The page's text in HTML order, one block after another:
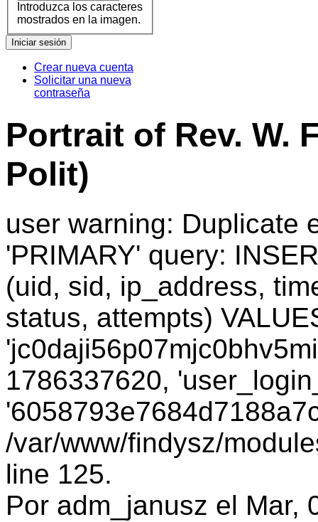
Introduzca los caracteres
mostrados en la imagen.
Crear nueva cuenta
Solicitar una nueva
contraseña
Portrait of Rev. W.
Polit)
user warning: Duplicate
'PRIMARY' query:
(uid, sid, ip_address,
status, attempts)
1786337620,
/var/www/findysz/
line 125.
Por adm_janusz el Mar,